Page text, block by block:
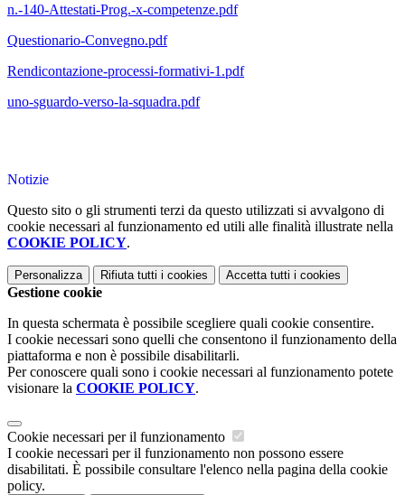
n.-140-Attestati-Prog.-x-competenze.pdf
Questionario-Convegno.pdf
Rendicontazione-processi-formativi-1.pdf
uno-sguardo-verso-la-squadra.pdf
Notizie
Questo sito o gli strumenti terzi da questo utilizzati si avvalgono di
cookie necessari al funzionamento ed utili alle finalità illustrate nella
COOKIE POLICY.
Personalizza Rifiuta tutti i cookies Accetta tutti i cookies
Gestione cookie
In questa schermata è possibile scegliere quali cookie consentire.
I cookie necessari sono quelli che consentono il funzionamento della
piattaforma e non è possibile disabilitarli.
Per conoscere quali sono i cookie necessari al funzionamento potete
visionare la COOKIE POLICY.
Cookie necessari per il funzionamento
I cookie necessari per il funzionamento non possono essere
disabilitati. È possibile consultare l'elenco nella pagina della cookie
policy.